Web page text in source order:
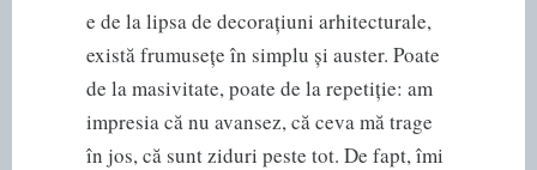
e de la lipsa de decorațiuni arhitecturale,
există frumusețe în simplu și auster. Poate
de la masivitate, poate de la repetiție: am
impresia că nu avansez, că ceva mă trage
în jos, că sunt ziduri peste tot. De fapt, îmi